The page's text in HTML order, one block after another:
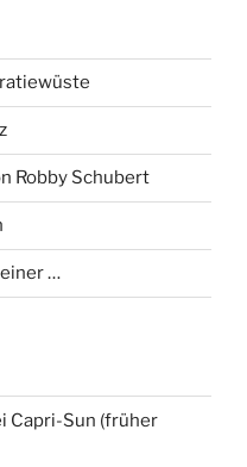
Robby Schubert
…
Capri-Sun (früher